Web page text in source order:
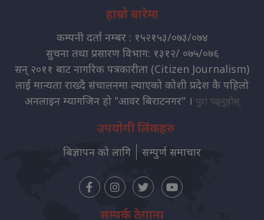
हाम्रो बारेमा
कम्पनी दर्ता नम्बर : १५२१५३/०७३/०७४
सुचना तथा प्रसारण विभाग: १३१२/ ०७५/०७६
सन् २०११ बाट नागरिक पत्रकारीता (Citizen Journalism)
लाई मान्यता राख्दै संचालनमा ल्याएको कोशी प्रदेश कै पहिलो
अनलाइन म्यागजिन हो "आवर बिराटनगर" । पुरा पढ्नुहोस्
उपयोगी लिंकहरु
बिज्ञापन को लागि सम्पुर्ण समाचार
सम्पर्क ठेगाना